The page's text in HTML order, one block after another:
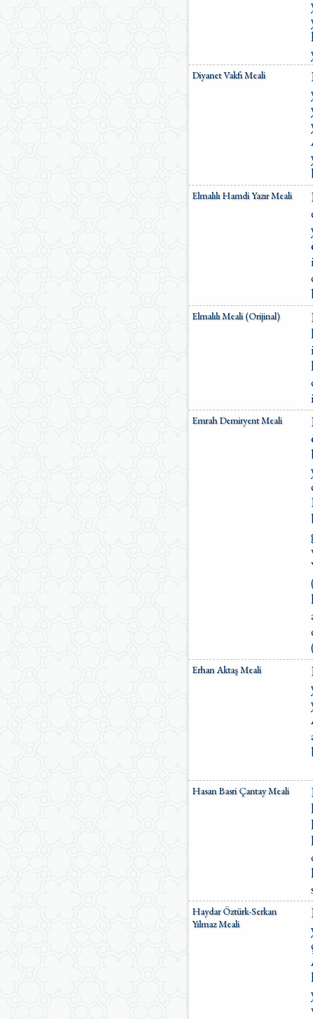
Diyanet Vakfı Meali
Elmalılı Hamdi Yazır Meali
Elmalılı Meali (Orijinal)
Emrah Demiryent Meali
Erhan Aktaş Meali
Hasan Basri Çantay Meali
Haydar Öztürk-Serkan
Yılmaz Meali